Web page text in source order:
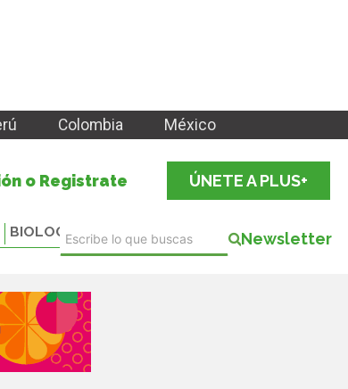
Colombia México
o Registrate ÚNETE A PLUS+
BIOLOGICALS Newsletter